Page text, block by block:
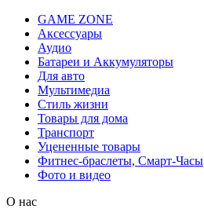
GAME ZONE
Аксессуары
Аудио
Батареи и Аккумуляторы
Для авто
Мультимедиа
Стиль жизни
Товары для дома
Транспорт
Уцененные товары
Фитнес-браслеты, Смарт-Часы
Фото и видео
О нас